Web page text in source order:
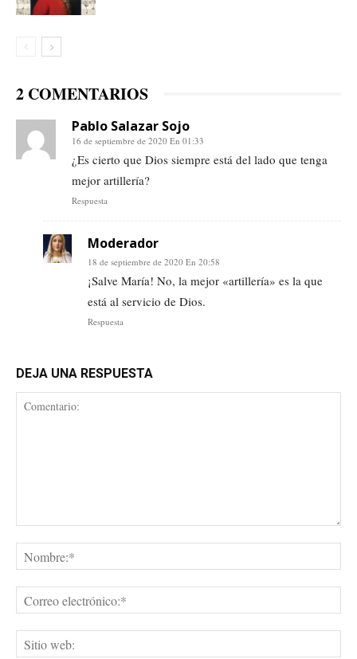
2 COMENTARIOS
Pablo Salazar Sojo
16 de septiembre de 2020 En 01:33
¿Es cierto que Dios siempre está del lado que tenga
mejor artillería?
Respuesta
Moderador
18 de septiembre de 2020 En 20:58
¡Salve María! No, la mejor «artillería» es la que
está al servicio de Dios.
Respuesta
DEJA UNA RESPUESTA